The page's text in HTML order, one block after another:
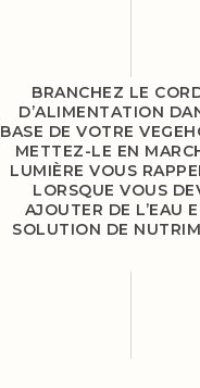
BRANCHEZ LE
D’ALIMENTATION
BASE DE VOTRE
METTEZ-LE EN
LUMIÈRE VOUS
LORSQUE VOUS
AJOUTER DE L’EAU
SOLUTION DE